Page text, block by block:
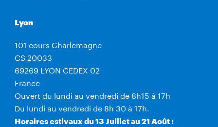
Lyon
101 cours Charlemagne
CS 20033
69269 LYON CEDEX 02
France
Ouvert du lundi au vendredi de 8h15 à 17h
Du lundi au vendredi de 8h 30 à 17h.
Horaires estivaux du 13 Juillet au 21 Août :